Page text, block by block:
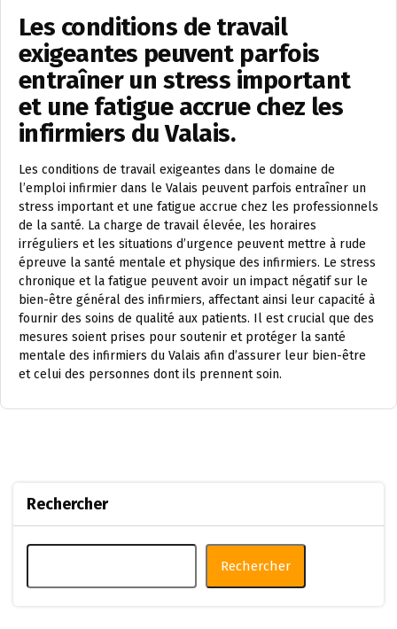
Les conditions de travail
exigeantes peuvent parfois
entraîner un stress important
et une fatigue accrue chez les
infirmiers du Valais.
Les conditions de travail exigeantes dans le domaine de
l’emploi infirmier dans le Valais peuvent parfois entraîner un
stress important et une fatigue accrue chez les professionnels
de la santé. La charge de travail élevée, les horaires
irréguliers et les situations d’urgence peuvent mettre à rude
épreuve la santé mentale et physique des infirmiers. Le stress
chronique et la fatigue peuvent avoir un impact négatif sur le
bien-être général des infirmiers, affectant ainsi leur capacité à
fournir des soins de qualité aux patients. Il est crucial que des
mesures soient prises pour soutenir et protéger la santé
mentale des infirmiers du Valais afin d’assurer leur bien-être
et celui des personnes dont ils prennent soin.
Rechercher
Rechercher